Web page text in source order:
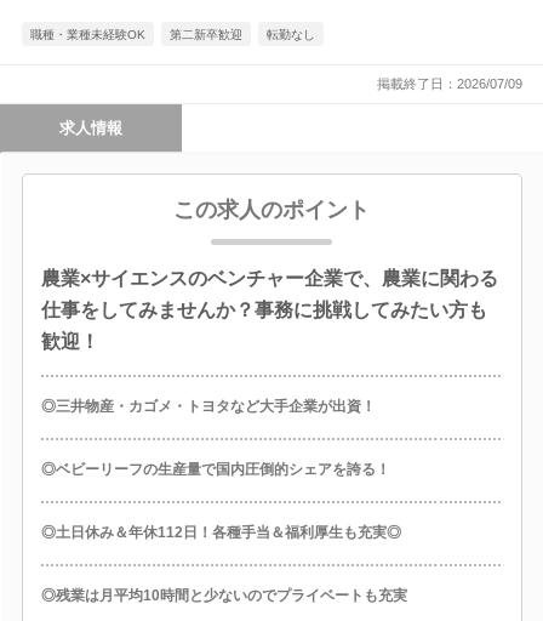
職種・業種未経験OK 第二新卒歓迎 転勤なし
掲載終了日：2026/07/09
求人情報
この求人のポイント
農業×サイエンスのベンチャー企業で、農業に関わる
仕事をしてみませんか？事務に挑戦してみたい方も
歓迎！
◎三井物産・カゴメ・トヨタなど大手企業が出資！
◎ベビーリーフの生産量で国内圧倒的シェアを誇る！
◎土日休み＆年休112日！各種手当＆福利厚生も充実◎
◎残業は月平均10時間と少ないのでプライベートも充実